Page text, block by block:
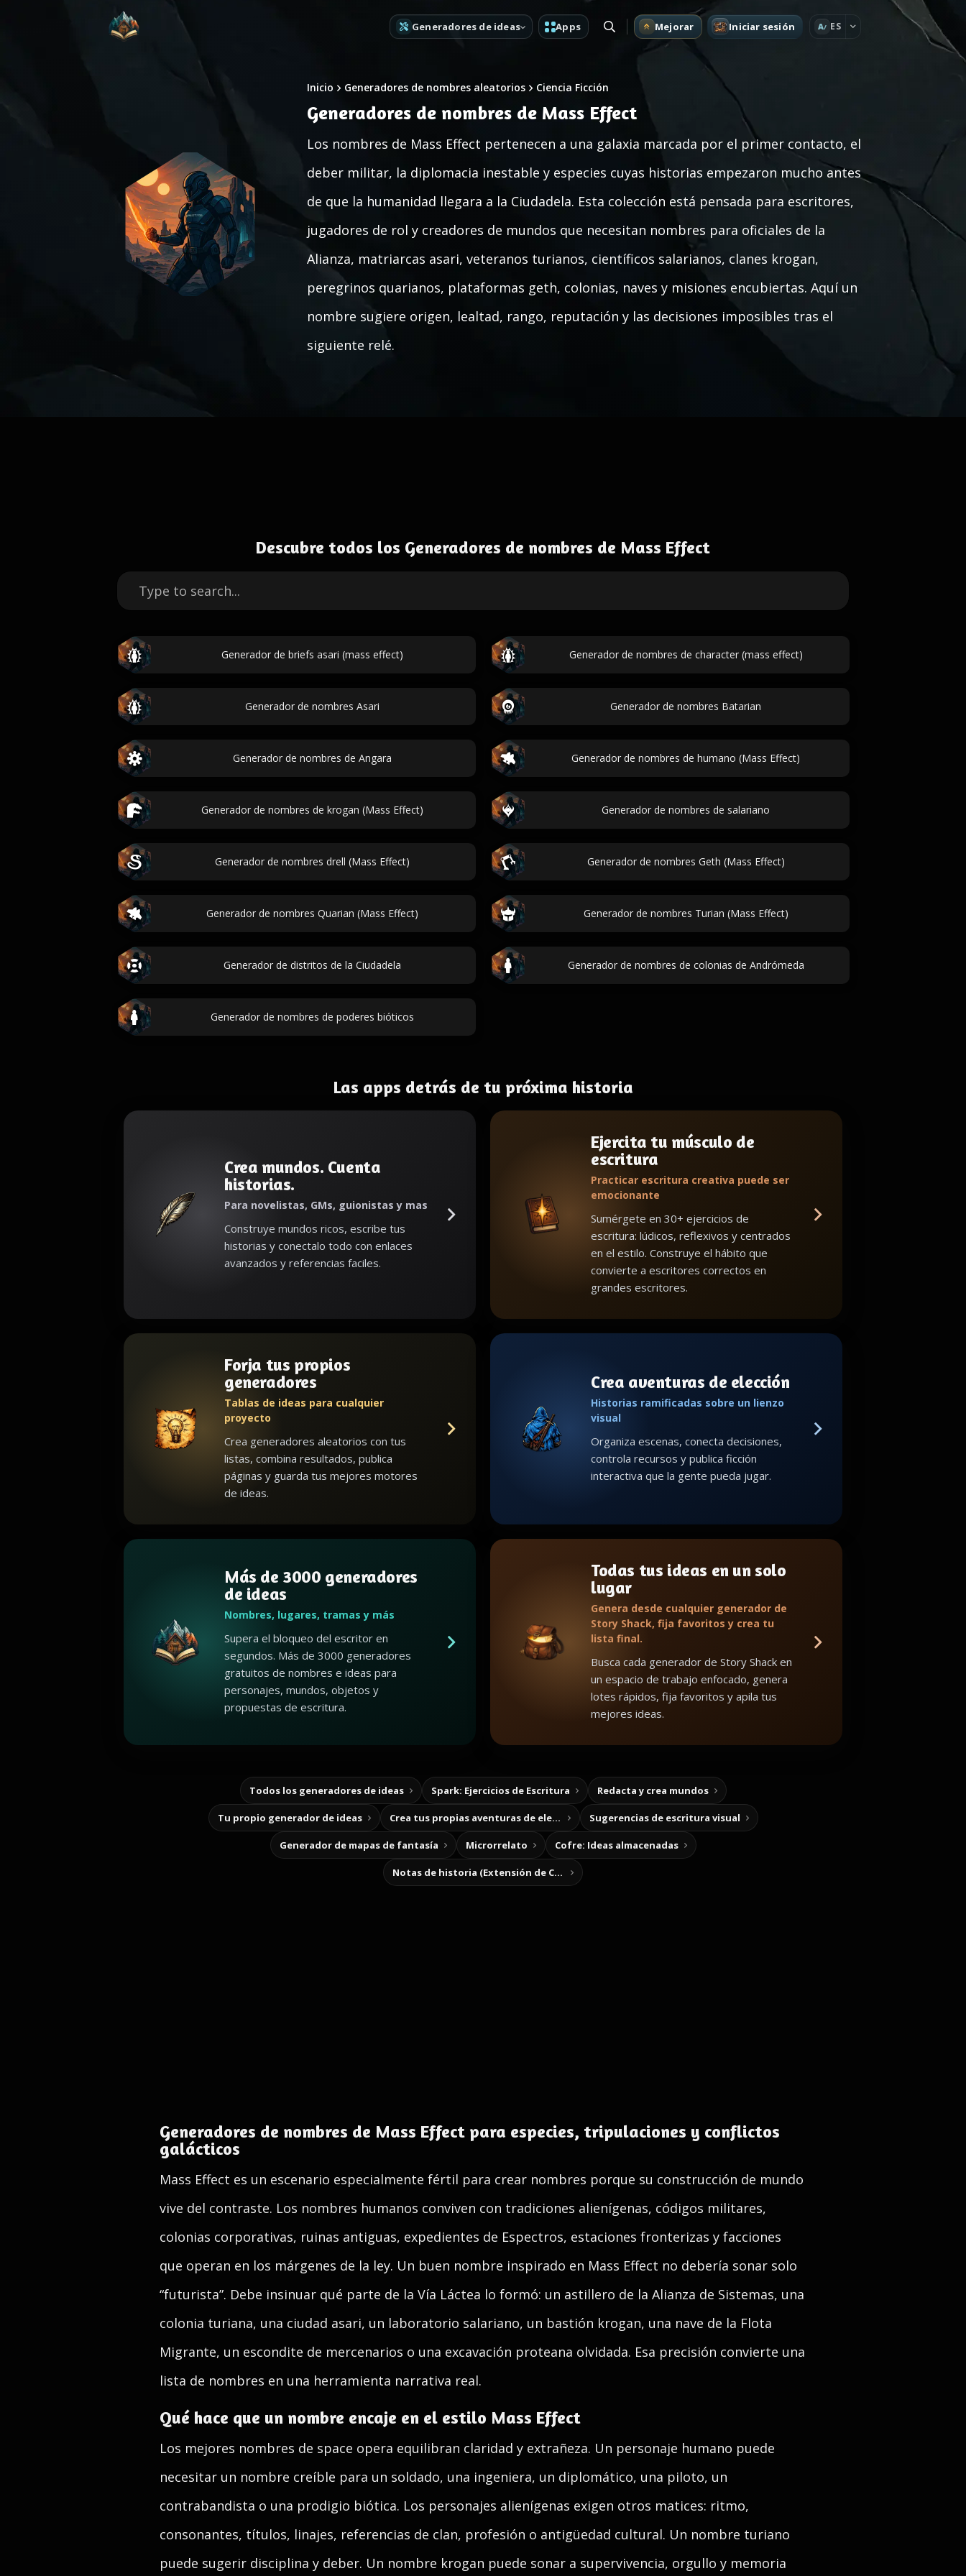
Generadores de ideas Apps Mejorar Iniciar sesión A ES
Inicio Generadores de nombres aleatorios Ciencia Ficción
Generadores de nombres de Mass Effect
Los nombres de Mass Effect pertenecen a una galaxia marcada por el primer contacto, el
deber militar, la diplomacia inestable y especies cuyas historias empezaron mucho antes
de que la humanidad llegara a la Ciudadela. Esta colección está pensada para escritores,
jugadores de rol y creadores de mundos que necesitan nombres para oficiales de la
Alianza, matriarcas asari, veteranos turianos, científicos salarianos, clanes krogan,
peregrinos quarianos, plataformas geth, colonias, naves y misiones encubiertas. Aquí un
nombre sugiere origen, lealtad, rango, reputación y las decisiones imposibles tras el
siguiente relé.
Descubre todos los Generadores de nombres de Mass Effect
Generador de briefs asari (mass effect) Generador de nombres de character (mass effect)
Generador de nombres Asari Generador de nombres Batarian
Generador de nombres de Angara Generador de nombres de humano (Mass Effect)
Generador de nombres de krogan (Mass Effect) Generador de nombres de salariano
Generador de nombres drell (Mass Effect) Generador de nombres Geth (Mass Effect)
Generador de nombres Quarian (Mass Effect) Generador de nombres Turian (Mass Effect)
Generador de distritos de la Ciudadela Generador de nombres de colonias de Andrómeda
Generador de nombres de poderes bióticos
Las apps detrás de tu próxima historia
Crea mundos. Cuenta
historias.
Para novelistas, GMs, guionistas y mas
Construye mundos ricos, escribe tus
historias y conectalo todo con enlaces
avanzados y referencias faciles.
Ejercita tu músculo de
escritura
Practicar escritura creativa puede ser
emocionante
Sumérgete en 30+ ejercicios de
escritura: lúdicos, reflexivos y centrados
en el estilo. Construye el hábito que
convierte a escritores correctos en
grandes escritores.
Forja tus propios
generadores
Tablas de ideas para cualquier
proyecto
Crea generadores aleatorios con tus
listas, combina resultados, publica
páginas y guarda tus mejores motores
de ideas.
Crea aventuras de elección
Historias ramificadas sobre un lienzo
visual
Organiza escenas, conecta decisiones,
controla recursos y publica ficción
interactiva que la gente pueda jugar.
Más de 3000 generadores
de ideas
Nombres, lugares, tramas y más
Supera el bloqueo del escritor en
segundos. Más de 3000 generadores
gratuitos de nombres e ideas para
personajes, mundos, objetos y
propuestas de escritura.
Todas tus ideas en un solo
lugar
Genera desde cualquier generador de
Story Shack, fija favoritos y crea tu
lista final.
Busca cada generador de Story Shack en
un espacio de trabajo enfocado, genera
lotes rápidos, fija favoritos y apila tus
mejores ideas.
Todos los generadores de ideas Spark: Ejercicios de Escritura Redacta y crea mundos
Tu propio generador de ideas Crea tus propias aventuras de elección Sugerencias de escritura visual
Generador de mapas de fantasía Microrrelato Cofre: Ideas almacenadas
Notas de historia (Extensión de Chrome)
Generadores de nombres de Mass Effect para especies, tripulaciones y conflictos
galácticos
Mass Effect es un escenario especialmente fértil para crear nombres porque su construcción de mundo
vive del contraste. Los nombres humanos conviven con tradiciones alienígenas, códigos militares,
colonias corporativas, ruinas antiguas, expedientes de Espectros, estaciones fronterizas y facciones
que operan en los márgenes de la ley. Un buen nombre inspirado en Mass Effect no debería sonar solo
“futurista”. Debe insinuar qué parte de la Vía Láctea lo formó: un astillero de la Alianza de Sistemas, una
colonia turiana, una ciudad asari, un laboratorio salariano, un bastión krogan, una nave de la Flota
Migrante, un escondite de mercenarios o una excavación proteana olvidada. Esa precisión convierte una
lista de nombres en una herramienta narrativa real.
Qué hace que un nombre encaje en el estilo Mass Effect
Los mejores nombres de space opera equilibran claridad y extrañeza. Un personaje humano puede
necesitar un nombre creíble para un soldado, una ingeniera, un diplomático, una piloto, un
contrabandista o una prodigio biótica. Los personajes alienígenas exigen otros matices: ritmo,
consonantes, títulos, linajes, referencias de clan, profesión o antigüedad cultural. Un nombre turiano
puede sugerir disciplina y deber. Un nombre krogan puede sonar a supervivencia, orgullo y memoria